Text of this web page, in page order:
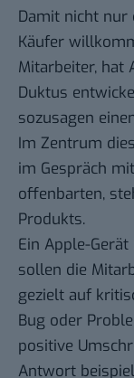
Damit nicht nur
Käufer
Mitarbeiter, hat
Duktus
sozusagen
Im Zentrum
im Gespräch
offenbarten,
Produkts.
Ein Apple-
sollen die
gezielt auf
Bug oder
positive
Antwort